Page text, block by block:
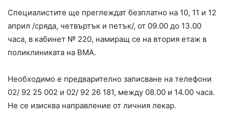
Специалистите ще преглеждат безплатно на 10, 11 и 12
април /сряда, четвъртък и петък/, от 09.00 до 13.00
часа, в кабинет № 220, намиращ се на втория етаж в
поликлиниката на ВМА.
Необходимо е предварително записване на телефони
02/ 92 25 002 и 02/ 92 26 181, между 08.00 и 14.00 часа.
Не се изисква направление от личния лекар.